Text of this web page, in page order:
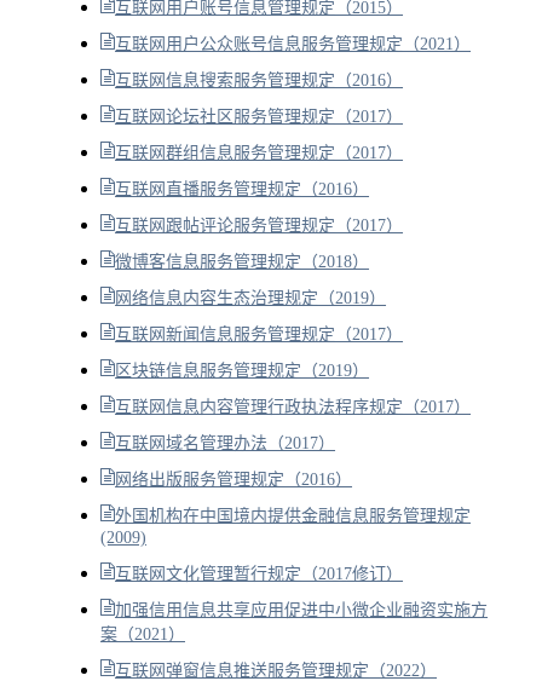
互联网用户账号信息管理规定（2015）
互联网用户公众账号信息服务管理规定（2021）
互联网信息搜索服务管理规定（2016）
互联网论坛社区服务管理规定（2017）
互联网群组信息服务管理规定（2017）
互联网直播服务管理规定（2016）
互联网跟帖评论服务管理规定（2017）
微博客信息服务管理规定（2018）
网络信息内容生态治理规定（2019）
互联网新闻信息服务管理规定（2017）
区块链信息服务管理规定（2019）
互联网信息内容管理行政执法程序规定（2017）
互联网域名管理办法（2017）
网络出版服务管理规定（2016）
外国机构在中国境内提供金融信息服务管理规定
(2009)
互联网文化管理暂行规定（2017修订）
加强信用信息共享应用促进中小微企业融资实施方
案（2021）
互联网弹窗信息推送服务管理规定（2022）